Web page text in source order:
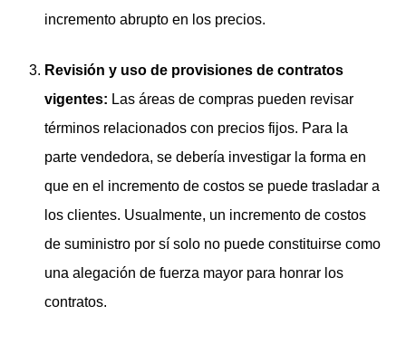
incremento abrupto en los precios.
Revisión y uso de provisiones de contratos
vigentes: Las áreas de compras pueden revisar
términos relacionados con precios fijos. Para la
parte vendedora, se debería investigar la forma en
que en el incremento de costos se puede trasladar a
los clientes. Usualmente, un incremento de costos
de suministro por sí solo no puede constituirse como
una alegación de fuerza mayor para honrar los
contratos.